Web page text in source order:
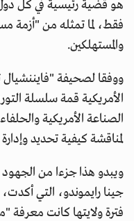
هو قضية رئيسية في كل دول
فقط، لما تمثله من "أزمة
والمستهلكين.
ووفقا لصحيفة "فايننشيال
الأمريكية قمة سلسلة
الصناعة الأمريكية
لمناقشة كيفية تحديد
ويبدو هذا جزءا من الجهود
جينا رايموندو، التي
فترة ولايتها كانت معرفة